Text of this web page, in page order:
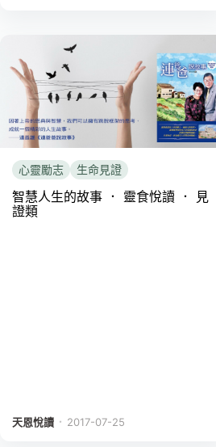
心靈勵志 生命見證
智慧人生的故事 ． 靈食悅讀 ． 見
證類
天恩悅讀 ． 2017-07-25